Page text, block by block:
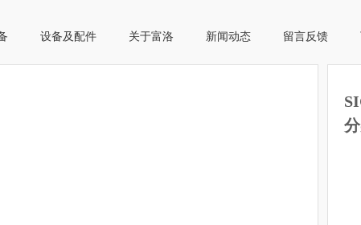
设备及配件 关于富洛 新闻动态 留言反馈